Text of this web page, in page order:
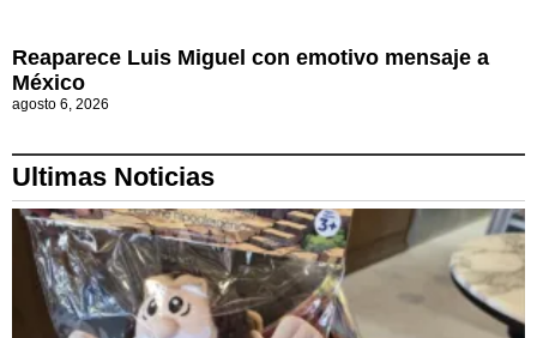
Reaparece Luis Miguel con emotivo mensaje a
México
agosto 6, 2026
Ultimas Noticias